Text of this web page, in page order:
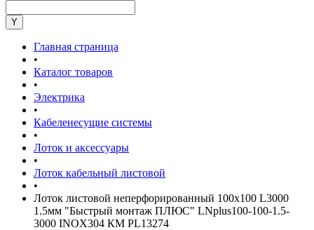
Главная страница
•
Каталог товаров
•
Электрика
•
Кабеленесущие системы
•
Лоток и аксессуары
•
Лоток кабельный листовой
•
Лоток листовой неперфорированный 100х100 L3000
1.5мм "Быстрый монтаж ПЛЮС" LNplus100-100-1.5-
3000 INOX304 КМ PL13274